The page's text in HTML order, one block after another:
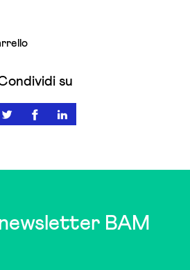
su
BAM